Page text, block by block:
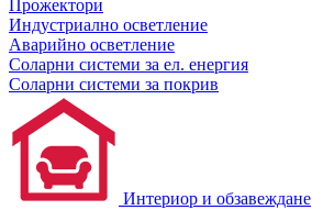
Прожектори
Индустриално осветление
Аварийно осветление
Соларни системи за ел. енергия
Соларни системи за покрив
Интериор и обзавеждане